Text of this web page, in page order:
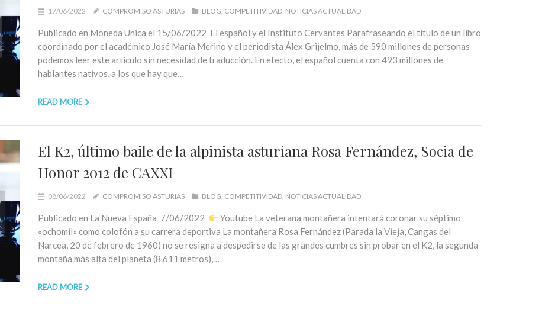
17/06/2022 COMPROMISO ASTURIAS BLOG COMPETITIVIDAD NOTICIAS ACTUALIDAD
Publicado en Moneda Unica el 15/06/2022 El español y el Instituto Cervantes Parafraseando el título de un libro
coordinado por el académico José María Merino y el periodista Álex Grijelmo, más de 590 millones de personas
podemos leer este artículo sin necesidad de traducción. En efecto, el español cuenta con 493 millones de
hablantes nativos, a los que hay que…
READ MORE
El K2, último baile de la alpinista asturiana Rosa Fernández, Socia de
Honor 2012 de CAXXI
08/06/2022 COMPROMISO ASTURIAS BLOG COMPETITIVIDAD NOTICIAS ACTUALIDAD
Publicado en La Nueva España 7/06/2022
Youtube La veterana montañera intentará coronar su séptimo
«ochomil» como colofón a su carrera deportiva La montañera Rosa Fernández (Parada la Vieja, Cangas del
Narcea, 20 de febrero de 1960) no se resigna a despedirse de las grandes cumbres sin probar en el K2, la segunda
montaña más alta del planeta (8.611 metros),…
READ MORE